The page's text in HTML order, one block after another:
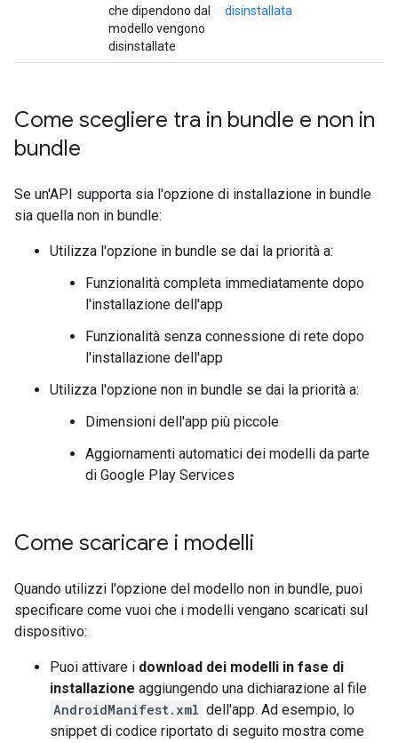
che dipendono dal
modello vengono
disinstallate
disinstallata
Come scegliere tra in bundle e non in
bundle
Se un'API supporta sia l'opzione di installazione in bundle
sia quella non in bundle:
Utilizza l'opzione in bundle se dai la priorità a:
Funzionalità completa immediatamente dopo
l'installazione dell'app
Funzionalità senza connessione di rete dopo
l'installazione dell'app
Utilizza l'opzione non in bundle se dai la priorità a:
Dimensioni dell'app più piccole
Aggiornamenti automatici dei modelli da parte
di Google Play Services
Come scaricare i modelli
Quando utilizzi l'opzione del modello non in bundle, puoi
specificare come vuoi che i modelli vengano scaricati sul
dispositivo:
Puoi attivare i download dei modelli in fase di
installazione aggiungendo una dichiarazione al file
AndroidManifest.xml dell'app. Ad esempio, lo
snippet di codice riportato di seguito mostra come